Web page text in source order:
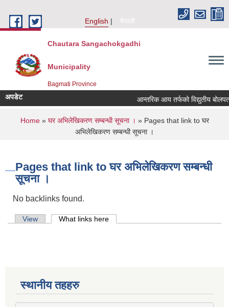
English
नेपाली
Chautara Sangachokgadhi
Municipality
Bagmati Province
अपडेट आन्तरिक आय तर्फको विद्युतीय बोलपत्र
You are here
Home» घर अभिलेखिकरण सम्बन्धी सूचना । » Pages that link to घर
अभिलेखिकरण सम्बन्धी सूचना ।
Pages that link to घर अभिलेखिकरण सम्बन्धी
सूचना ।
No backlinks found.
Primary tabs
View What links here
स्थानीय तहहरु